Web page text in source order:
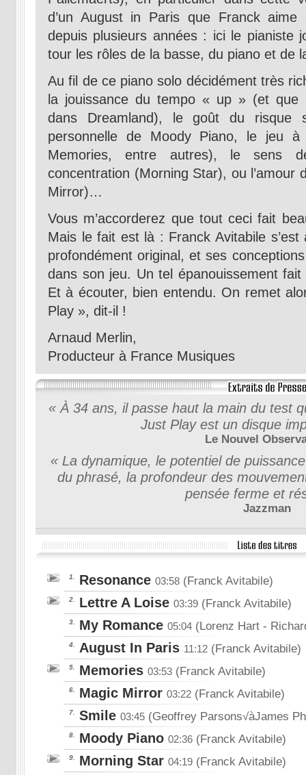
d’un August in Paris que Franck
depuis plusieurs années : ici le pianiste
tour les rôles de la basse, du piano et de
Au fil de ce piano solo décidément très
la jouissance du tempo « up » (et que
dans Dreamland), le goût du risque
personnelle de Moody Piano, le jeu
Memories, entre autres), le sens
concentration (Morning Star), ou l’amour
Mirror)…
Vous m’accorderez que tout ceci fait
Mais le fait est là : Franck Avitabile s’est
profondément original, et ses
dans son jeu. Un tel épanouissement
Et à écouter, bien entendu. On remet
Play », dit-il !
Arnaud Merlin,
Producteur à France Musiques
« À 34 ans, il passe haut la main du test
Just Play est un disque
Le Nouvel
« La dynamique, le potentiel de
du phrasé, la profondeur des
pensée ferme et
Jazzman
1. Resonance 03:58 (Franck Avitabile)
2. Lettre A Loise 03:39 (Franck Avitabile)
3. My Romance 05:04 (Lorenz Hart -
4. August In Paris 11:12 (Franck Avitabile)
5. Memories 03:53 (Franck Avitabile)
6. Magic Mirror 03:22 (Franck Avitabile)
7. Smile 03:45 (Geoffrey Parsons√àJames
8. Moody Piano 02:36 (Franck Avitabile)
9. Morning Star 04:19 (Franck Avitabile)